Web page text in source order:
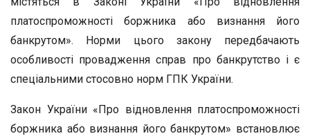
платоспроможності боржника або визнання його
банкрутом». Норми цього закону передбачають
особливості провадження справ про банкрутство і є
спеціальними стосовно норм ГПК України.
Закон України «Про відновлення платоспроможності
боржника або визнання його банкрутом» встановлює